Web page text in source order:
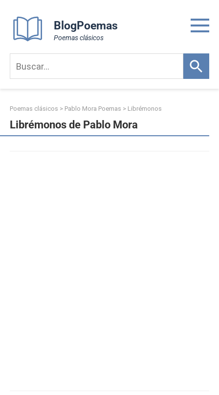
content
BlogPoemas
Poemas clásicos
Poemas clásicos > Pablo Mora Poemas > Librémonos
Librémonos de Pablo Mora